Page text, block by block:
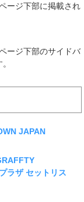
ージ下部に掲載され
ージ下部のサイドバ
JAPAN
ラザ セットリス